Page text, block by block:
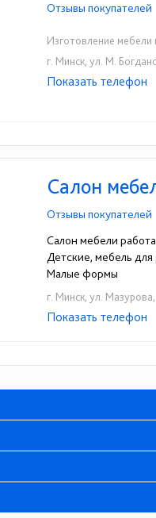
Отзывы покупателей
Изготовление мебели
г. Минск, ул. М.
☎+375 (29) 390-70-
Показать телефон
Салон
Отзывы покупателей
Салон мебели
Детские, мебель
Малые формы
г. Минск, ул.
☎+375 (29) 610-22-
Показать телефон